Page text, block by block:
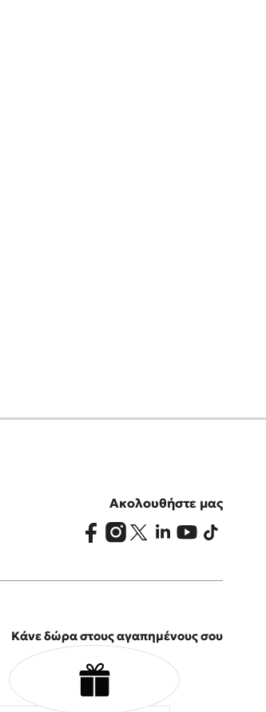
Ακολουθήστε μας
Κάνε δώρα στους αγαπημένους σου